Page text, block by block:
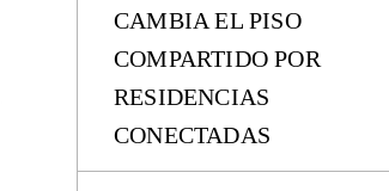
CAMBIA EL PISO
COMPARTIDO POR
RESIDENCIAS
CONECTADAS